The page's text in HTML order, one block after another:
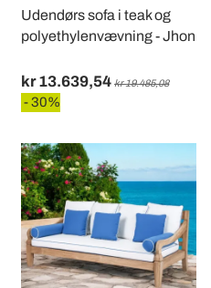
Udendørs sofa i teak og
polyethylenvævning - Jhon
kr 13.639,54 kr 19.485,08
- 30%